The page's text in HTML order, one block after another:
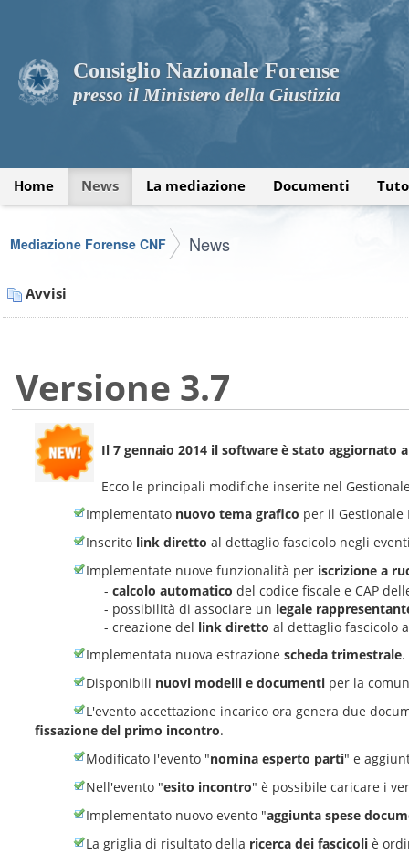
Consiglio Nazionale Forense
presso il Ministero della Giustizia
Home News La mediazione Documenti
Mediazione Forense CNF News
Avvisi
Versione 3.7
Il 7 gennaio 2014 il software è stato aggiornato
Ecco le principali modifiche inserite nel
Implementato nuovo tema grafico per il Gestionale
Inserito link diretto al dettaglio fascicolo negli
Implementate nuove funzionalità per iscrizione a
- calcolo automatico del codice fiscale e CAP
- possibilità di associare un legale
- creazione del link diretto al dettaglio fascicolo
Implementata nuova estrazione scheda trimestrale.
Disponibili nuovi modelli e documenti per la
L'evento accettazione incarico ora genera due
fissazione del primo incontro.
Modificato l'evento "nomina esperto parti" e
Nell'evento "esito incontro" è possibile caricare i
Implementato nuovo evento "aggiunta spese
La griglia di risultato della ricerca dei fascicoli è